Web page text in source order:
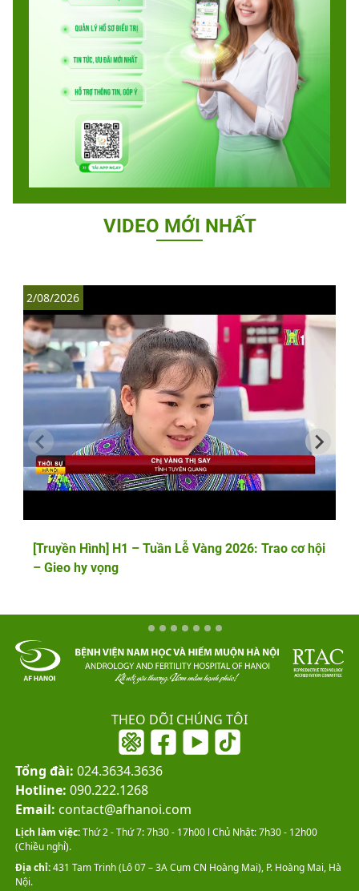
VIDEO MỚI NHẤT
[Truyền Hình] H1 – Tuần Lễ Vàng 2026: Trao cơ hội
– Gieo hy vọng
2/08/2026
THEO DÕI CHÚNG TÔI
Tổng đài: 024.3634.3636
Hotline: 090.222.1268
Email: contact@afhanoi.com
Lịch làm việc:Thứ 2 - Thứ 7: 7h30 - 17h00 l Chủ Nhật: 7h30 - 12h00
(Chiều nghỉ).
Địa chỉ:431 Tam Trinh (Lô 07 – 3A Cụm CN Hoàng Mai), P. Hoàng Mai, Hà
Nội.